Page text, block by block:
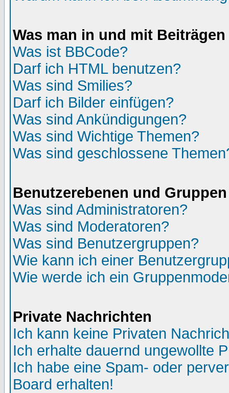
Was man in und mit
Was ist BBCode?
Darf ich HTML benutzen?
Was sind Smilies?
Darf ich Bilder einfügen?
Was sind Ankündigungen?
Was sind Wichtige Themen?
Was sind geschlossene
Benutzerebenen und Gruppen
Was sind Administratoren?
Was sind Moderatoren?
Was sind Benutzergruppen?
Wie kann ich einer
Wie werde ich ein
Private Nachrichten
Ich kann keine Privaten
Ich erhalte dauernd ungewollte
Ich habe eine Spam- oder
Board erhalten!